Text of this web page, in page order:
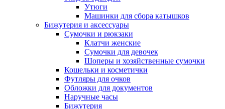
Утюги
Машинки для сбора катышков
Бижутерия и аксессуары
Сумочки и рюкзаки
Клатчи женские
Сумочки для девочек
Шоперы и хозяйственные сумочки
Кошельки и косметички
Футляры для очков
Обложки для документов
Наручные часы
Бижутерия